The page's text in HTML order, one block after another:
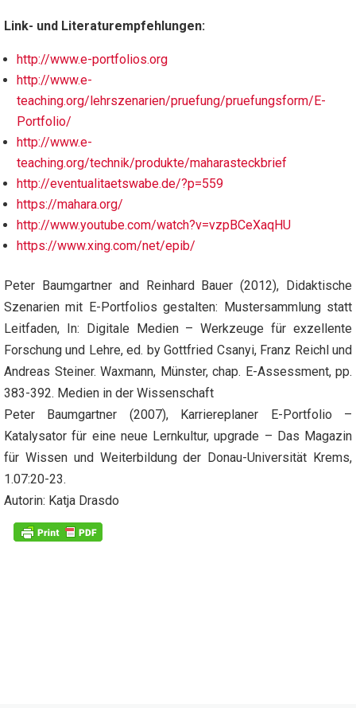
Link- und Literaturempfehlungen:
http://www.e-portfolios.org
http://www.e-
teaching.org/lehrszenarien/pruefung/pruefungsform/E-
Portfolio/
http://www.e-
teaching.org/technik/produkte/maharasteckbrief
http://eventualitaetswabe.de/?p=559
https://mahara.org/
http://www.youtube.com/watch?v=vzpBCeXaqHU
https://www.xing.com/net/epib/
Peter Baumgartner and Reinhard Bauer (2012), Didaktische
Szenarien mit E-Portfolios gestalten: Mustersammlung statt
Leitfaden, In: Digitale Medien – Werkzeuge für exzellente
Forschung und Lehre, ed. by Gottfried Csanyi, Franz Reichl und
Andreas Steiner. Waxmann, Münster, chap. E-Assessment, pp.
383-392. Medien in der Wissenschaft
Peter Baumgartner (2007), Karriereplaner E-Portfolio –
Katalysator für eine neue Lernkultur, upgrade – Das Magazin
für Wissen und Weiterbildung der Donau-Universität Krems,
1.07:20-23.
Autorin: Katja Drasdo